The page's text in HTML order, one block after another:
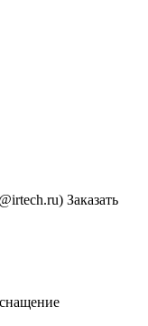
Заказать